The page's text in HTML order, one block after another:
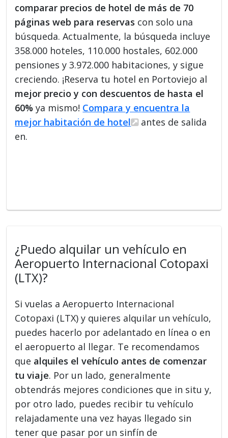
comparar precios de hotel de más de 70
páginas web para reservas con solo una
búsqueda. Actualmente, la búsqueda incluye
358.000 hoteles, 110.000 hostales, 602.000
pensiones y 3.972.000 habitaciones, y sigue
creciendo. ¡Reserva tu hotel en Portoviejo al
mejor precio y con descuentos de hasta el
60% ya mismo! Compara y encuentra la
mejor habitación de hotel
antes de salida
en.
¿Puedo alquilar un vehículo en
Aeropuerto Internacional Cotopaxi
(LTX)?
Si vuelas a Aeropuerto Internacional
Cotopaxi (LTX) y quieres alquilar un vehículo,
puedes hacerlo por adelantado en línea o en
el aeropuerto al llegar. Te recomendamos
que alquiles el vehículo antes de comenzar
tu viaje. Por un lado, generalmente
obtendrás mejores condiciones que in situ y,
por otro lado, puedes recibir tu vehículo
relajadamente una vez hayas llegado sin
tener que pasar por un sinfín de